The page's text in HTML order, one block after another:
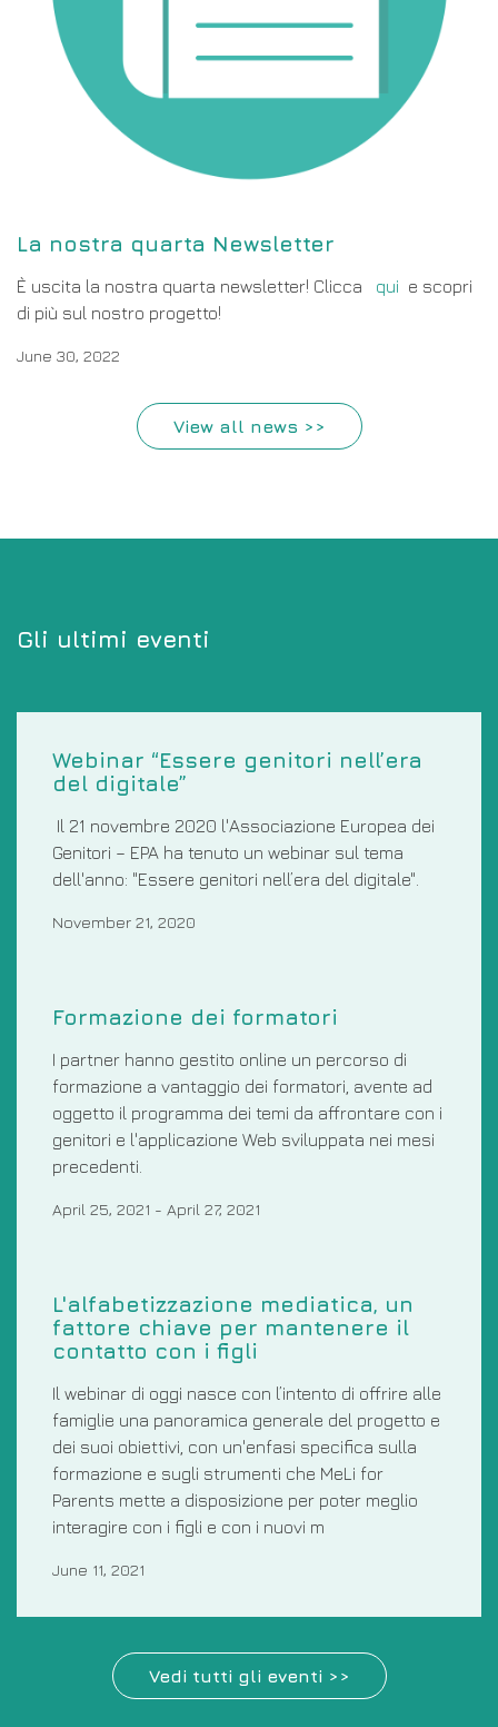
La nostra quarta Newsletter
È uscita la nostra quarta newsletter! Clicca qui e scopri
di più sul nostro progetto!
June 30, 2022
View all news >>
Gli ultimi eventi
Webinar “Essere genitori nell’era
del digitale”
Il 21 novembre 2020 l'Associazione Europea dei
Genitori – EPA ha tenuto un webinar sul tema
dell'anno: "Essere genitori nell’era del digitale".
November 21, 2020
Formazione dei formatori
I partner hanno gestito online un percorso di
formazione a vantaggio dei formatori, avente ad
oggetto il programma dei temi da affrontare con i
genitori e l'applicazione Web sviluppata nei mesi
precedenti.
April 25, 2021 - April 27, 2021
L'alfabetizzazione mediatica, un
fattore chiave per mantenere il
contatto con i figli
Il webinar di oggi nasce con l’intento di offrire alle
famiglie una panoramica generale del progetto e
dei suoi obiettivi, con un'enfasi specifica sulla
formazione e sugli strumenti che MeLi for
Parents mette a disposizione per poter meglio
interagire con i figli e con i nuovi m
June 11, 2021
Vedi tutti gli eventi >>